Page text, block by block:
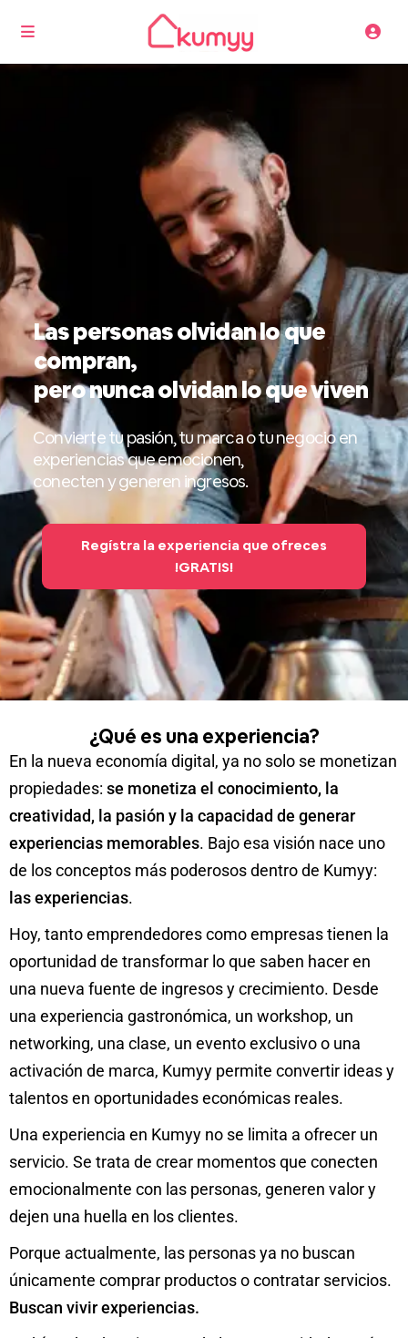
Las personas olvidan lo que
compran,
pero nunca olvidan lo que viven
Convierte tu pasión, tu marca o tu negocio en
experiencias que emocionen,
conecten y generen ingresos.
Regístra la experiencia que ofreces
!GRATIS!
¿Qué es una experiencia?
En la nueva economía digital, ya no solo se monetizan
propiedades:se monetiza el conocimiento, la
creatividad, la pasión y la capacidad de generar
experiencias memorables. Bajo esa visión nace uno
de los conceptos más poderosos dentro de Kumyy:
las experiencias.
Hoy, tanto emprendedores como empresas tienen la
oportunidad de transformar lo que saben hacer en
una nueva fuente de ingresos y crecimiento. Desde
una experiencia gastronómica, un workshop, un
networking, una clase, un evento exclusivo o una
activación de marca, Kumyy permite convertir ideas y
talentos en oportunidades económicas reales.
Una experiencia en Kumyy no se limita a ofrecer un
servicio. Se trata de crear momentos que conecten
emocionalmente con las personas, generen valor y
dejen una huella en los clientes.
Porque actualmente, las personas ya no buscan
únicamente comprar productos o contratar servicios.
Buscan vivir experiencias.